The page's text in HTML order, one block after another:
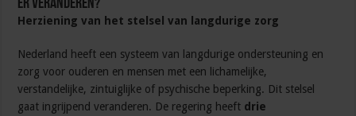
er veranderen?
Herziening van het stelsel van langdurige zorg
Nederland heeft een systeem van langdurige ondersteuning en
zorg voor ouderen en mensen met een lichamelijke,
verstandelijke, zintuiglijke of psychische beperking. Dit stelsel
gaat ingrijpend veranderen. De regering heeft drie